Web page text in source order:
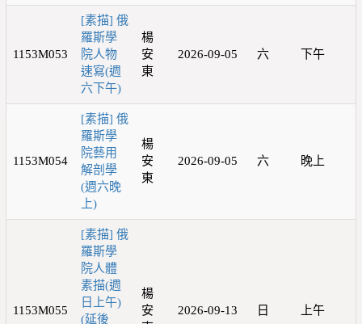
1153M053
[素描] 俄
羅斯學
院人物
速寫(週
六下午)
楊
安
東
2026-09-05 六 下午
1153M054
[素描] 俄
羅斯學
院藝用
解剖學
(週六晚
上)
楊
安
東
2026-09-05 六 晚上
1153M055
[素描] 俄
羅斯學
院人體
素描(週
日上午)
(延後
楊
安
2026-09-13 日 上午